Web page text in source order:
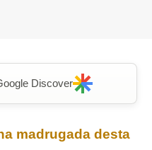
Discover
madrugada desta